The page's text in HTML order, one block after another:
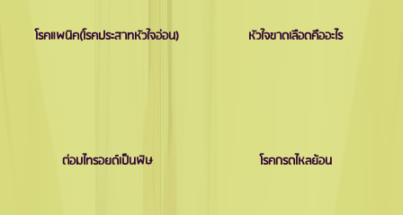
โรคแพนิค(โรคประสาทหัวใจอ่อน) หัวใจขาดเลือดคืออะไร
ต่อมไทรอยด์เป็นพิษ โรคกรดไหลย้อน